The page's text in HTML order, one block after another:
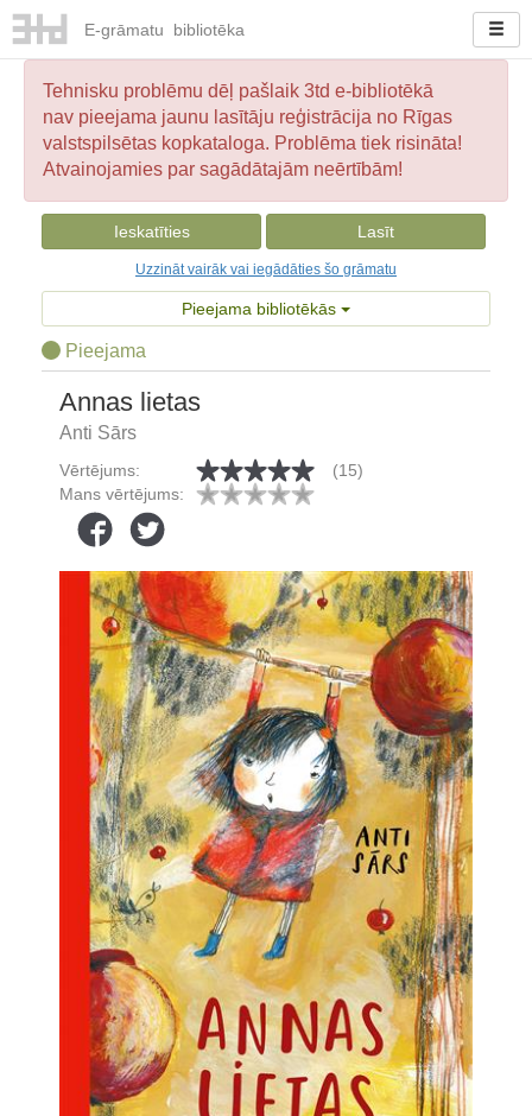
E-grāmatu bibliotēka
Tehnisku problēmu dēļ pašlaik 3td e-bibliotēkā
nav pieejama jaunu lasītāju reģistrācija no Rīgas
valstspilsētas kopkataloga. Problēma tiek risināta!
Atvainojamies par sagādātajām neērtībām!
Ieskatīties Lasīt
Uzzināt vairāk vai iegādāties šo grāmatu
Pieejama bibliotēkās
Pieejama
Annas lietas
Anti Sārs
Vērtējums:
(15)
Mans vērtējums: